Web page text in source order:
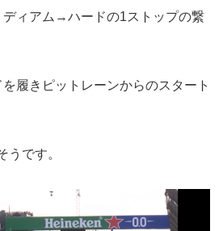
ディアム→ハードの1ストップの繋
履きピットレーンからのスタート
うです。